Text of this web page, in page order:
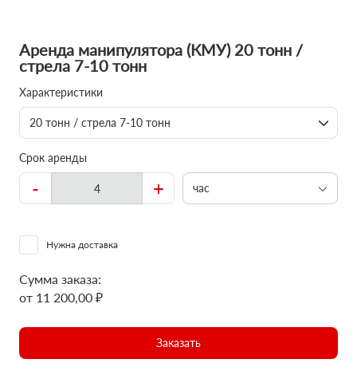
Аренда манипулятора (КМУ) 20 тонн /
стрела 7-10 тонн
Характеристики
20 тонн / стрела 7-10 тонн
Срок аренды
- + час
Нужна доставка
Сумма заказа:
от 11 200,00 ₽
Заказать